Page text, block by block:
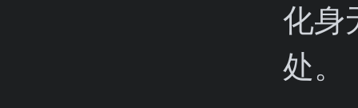
化身
处。